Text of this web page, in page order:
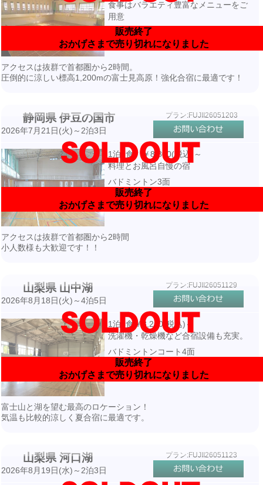
販売終了
おかげさまで売り切れになりました
食事はバラエティ豊富なメニューをご
用意
私有体育館（32m×22m）
宿泊隣接
アクセスは抜群で首都圏から2時間。
圧倒的に涼しい標高1,200mの富士見高原！強化合宿に最適です！
販売終了
おかげさまで売り切れになりました
静岡県 伊豆の国市
2026年7月21日(火)～2泊3日
プラン:FUJII26051203
1泊2食 ￥8,800(税込)～
料理とお風呂自慢の宿
バドミントン3面
宿泊先より徒歩16分・送迎付き
アクセスは抜群で首都圏から2時間
小人数様も大歓迎です！！
販売終了
おかげさまで売り切れになりました
山梨県 山中湖
2026年8月18日(火)～4泊5日
プラン:FUJII26051129
1泊3食￥8,250(税込)～
洗濯機・乾燥機など合宿設備も充実。
バドミントンコート4面
宿泊先より徒歩2.3分・私有体育館
富士山と湖を望む最高のロケーション！
気温も比較的涼しく夏合宿に最適です。
山梨県 河口湖
2026年8月19日(水)～2泊3日
プラン:FUJII26051123